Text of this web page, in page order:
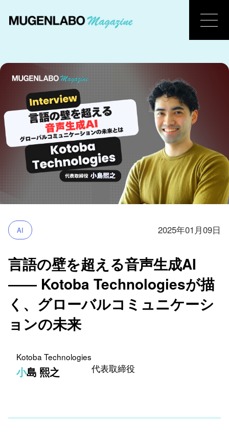
AI 2025年01月09日
言語の壁を超える音声生成AI
―― Kotoba Technologiesが描
く、グローバルコミュニケーシ
ョンの未来
Kotoba Technologies
小島 熙之 代表取締役